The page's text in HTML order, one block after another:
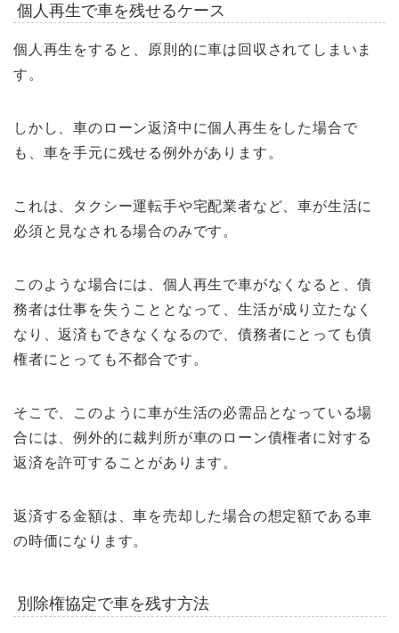
個人再生で車を残せるケース
個人再生をすると、原則的に車は回収されてしまいま
す。
しかし、車のローン返済中に個人再生をした場合で
も、車を手元に残せる例外があります。
これは、タクシー運転手や宅配業者など、車が生活に
必須と見なされる場合のみです。
このような場合には、個人再生で車がなくなると、債
務者は仕事を失うこととなって、生活が成り立たなく
なり、返済もできなくなるので、債務者にとっても債
権者にとっても不都合です。
そこで、このように車が生活の必需品となっている場
合には、例外的に裁判所が車のローン債権者に対する
返済を許可することがあります。
返済する金額は、車を売却した場合の想定額である車
の時価になります。
別除権協定で車を残す方法